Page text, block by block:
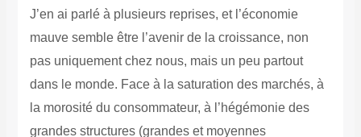
J’en ai parlé à plusieurs reprises, et l’économie
mauve semble être l’avenir de la croissance, non
pas uniquement chez nous, mais un peu partout
dans le monde. Face à la saturation des marchés, à
la morosité du consommateur, à l’hégémonie des
grandes structures (grandes et moyennes